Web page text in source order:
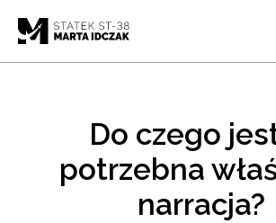
Do czego
potrzebna
narracja?